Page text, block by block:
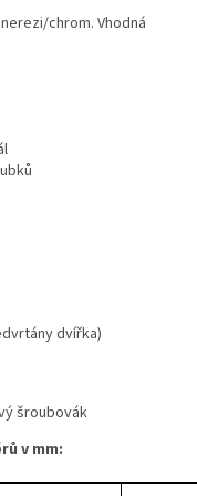
chrom. Vhodná
dvířka)
šroubovák
v mm: